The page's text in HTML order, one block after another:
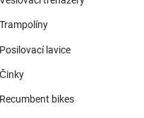
Trampolíny
Posilovací lavice
Činky
Recumbent bikes